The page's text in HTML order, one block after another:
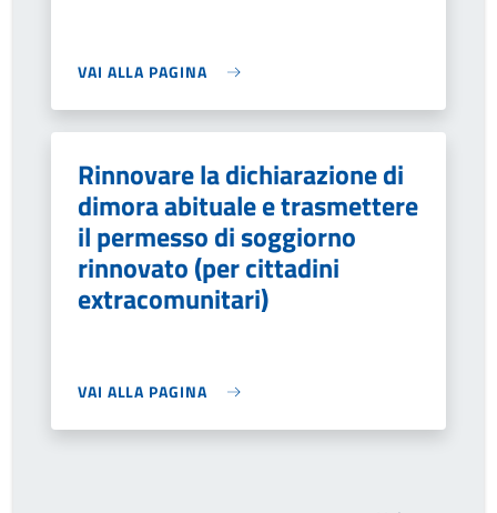
VAI ALLA PAGINA
Rinnovare la dichiarazione di
dimora abituale e trasmettere
il permesso di soggiorno
rinnovato (per cittadini
extracomunitari)
VAI ALLA PAGINA